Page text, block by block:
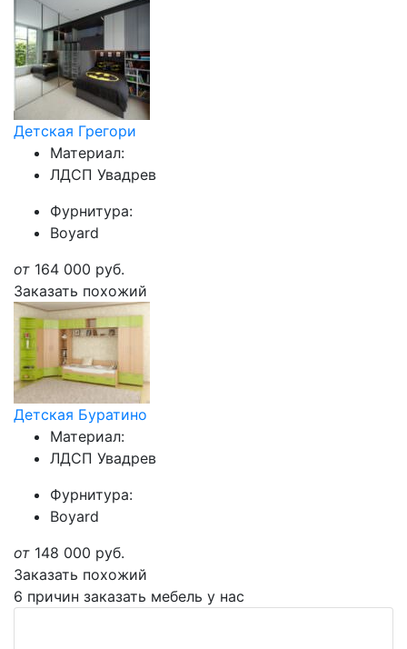
Детская Грегори
Материал:
ЛДСП Увадрев
Фурнитура:
Boyard
от 164 000 руб.
Заказать похожий
Детская Буратино
Материал:
ЛДСП Увадрев
Фурнитура:
Boyard
от 148 000 руб.
Заказать похожий
6 причин заказать мебель у нас